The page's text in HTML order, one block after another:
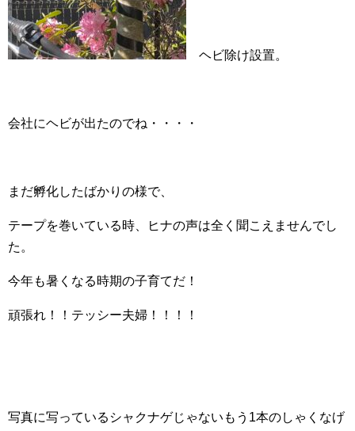
ヘビ除け設置。
会社にヘビが出たのでね・・・・
まだ孵化したばかりの様で、
テープを巻いている時、ヒナの声は全く聞こえませんでし
た。
今年も暑くなる時期の子育てだ！
頑張れ！！テッシー夫婦！！！！
写真に写っているシャクナゲじゃないもう1本のしゃくなげ